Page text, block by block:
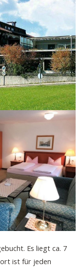
Es liegt ca. 7
ist für jeden